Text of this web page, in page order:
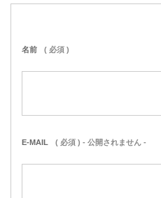
名前 ( 必須 )
E-MAIL ( 必須 ) - 公開されません -